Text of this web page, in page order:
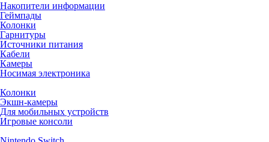
Накопители информации
Геймпады
Колонки
Гарнитуры
Источники питания
Кабели
Камеры
Носимая электроника
Колонки
Экшн-камеры
Для мобильных устройств
Игровые консоли